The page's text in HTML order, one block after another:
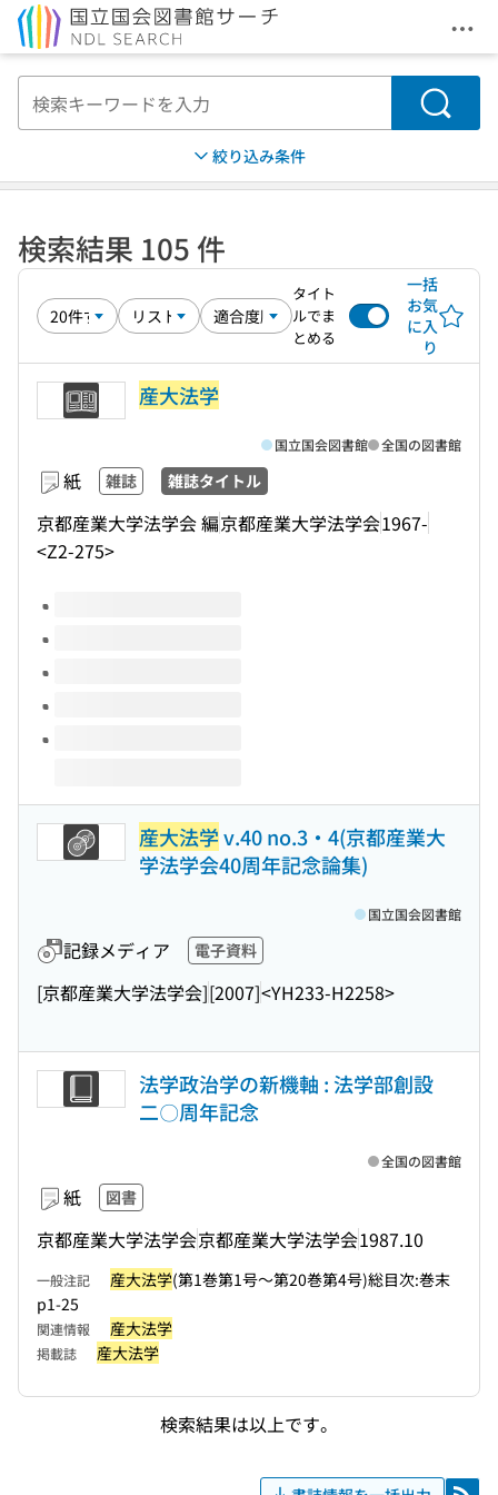
メ
検索
絞り込み条件
検索結果 105 件
タイト
ルでま
とめる
一括
お気
に入
り
産大法学
紙 雑誌 雑誌タイトル
京都産業大学法学会 編京都産業大学法学会1967-
<Z2-275>
国立国会図書館 全国の図書館
このタイトルの巻号
産大法学v.40 no.3・4(京都産業大
学法学会40周年記念論集)
記録メディア 電子資料
[京都産業大学法学会][2007]<YH233-H2258>
国立国会図書館
法学政治学の新機軸 : 法学部創設
二〇周年記念
紙 図書
京都産業大学法学会京都産業大学法学会1987.10
全国の図書館
一般注記 産大法学(第1巻第1号〜第20巻第4号)総目次:巻末
p1-25
関連情報 産大法学
掲載誌 産大法学
検索結果は以上です。